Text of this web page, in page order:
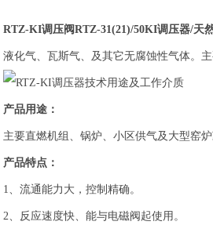
RTZ-KI调压阀RTZ-31(21)/50KI调压器/天
液化气、瓦斯气、及其它无腐蚀性气体。
产品用途：
主要直燃机组、锅炉、小区供气及大型窑炉
产品特点：
1、流通能力大，控制精确。
2、反应速度快、能与电磁阀起使用。